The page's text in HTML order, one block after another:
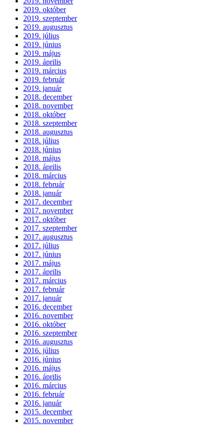
2019. október
2019. szeptember
2019. augusztus
2019. július
2019. június
2019. május
2019. április
2019. március
2019. február
2019. január
2018. december
2018. november
2018. október
2018. szeptember
2018. augusztus
2018. július
2018. június
2018. május
2018. április
2018. március
2018. február
2018. január
2017. december
2017. november
2017. október
2017. szeptember
2017. augusztus
2017. július
2017. június
2017. május
2017. április
2017. március
2017. február
2017. január
2016. december
2016. november
2016. október
2016. szeptember
2016. augusztus
2016. július
2016. június
2016. május
2016. április
2016. március
2016. február
2016. január
2015. december
2015. november